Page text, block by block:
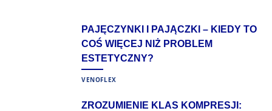
PAJĘCZYNKI I PAJĄCZKI – KIEDY TO
COŚ WIĘCEJ NIŻ PROBLEM
ESTETYCZNY?
VENOFLEX
ZROZUMIENIE KLAS KOMPRESJI: